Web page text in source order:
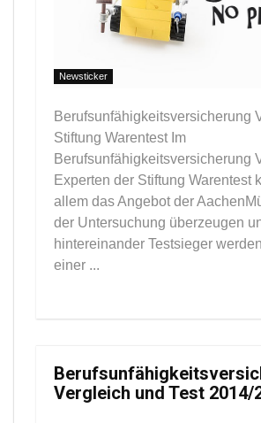
Newsticker
Berufsunfähigkeitsversicherung
Stiftung Warentest Im
Berufsunfähigkeitsversicherung
Experten der Stiftung Warentest
allem das Angebot der
der Untersuchung überzeugen
hintereinander Testsieger
einer ...
Vergleich und Test 2014/